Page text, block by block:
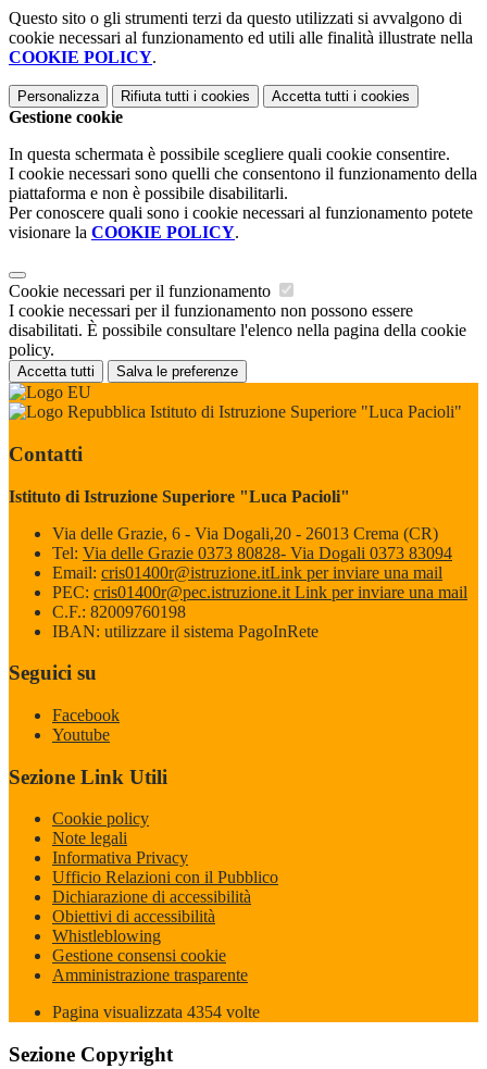
Questo sito o gli strumenti terzi da questo utilizzati si avvalgono di
cookie necessari al funzionamento ed utili alle finalità illustrate nella
COOKIE POLICY.
Personalizza Rifiuta tutti i cookies Accetta tutti i cookies
Gestione cookie
In questa schermata è possibile scegliere quali cookie consentire.
I cookie necessari sono quelli che consentono il funzionamento della
piattaforma e non è possibile disabilitarli.
Per conoscere quali sono i cookie necessari al funzionamento potete
visionare la COOKIE POLICY.
Cookie necessari per il funzionamento
I cookie necessari per il funzionamento non possono essere
disabilitati. È possibile consultare l'elenco nella pagina della cookie
policy.
Accetta tutti Salva le preferenze
Istituto di Istruzione Superiore "Luca Pacioli"
Contatti
Istituto di Istruzione Superiore "Luca Pacioli"
Via delle Grazie, 6 - Via Dogali,20 - 26013 Crema (CR)
Tel: Via delle Grazie 0373 80828- Via Dogali 0373 83094
Email: cris01400r@istruzione.itLink per inviare una mail
PEC: cris01400r@pec.istruzione.it Link per inviare una mail
C.F.: 82009760198
IBAN: utilizzare il sistema PagoInRete
Seguici su
Facebook
Youtube
Sezione Link Utili
Cookie policy
Note legali
Informativa Privacy
Ufficio Relazioni con il Pubblico
Dichiarazione di accessibilità
Obiettivi di accessibilità
Whistleblowing
Gestione consensi cookie
Amministrazione trasparente
Pagina visualizzata 4354 volte
Sezione Copyright